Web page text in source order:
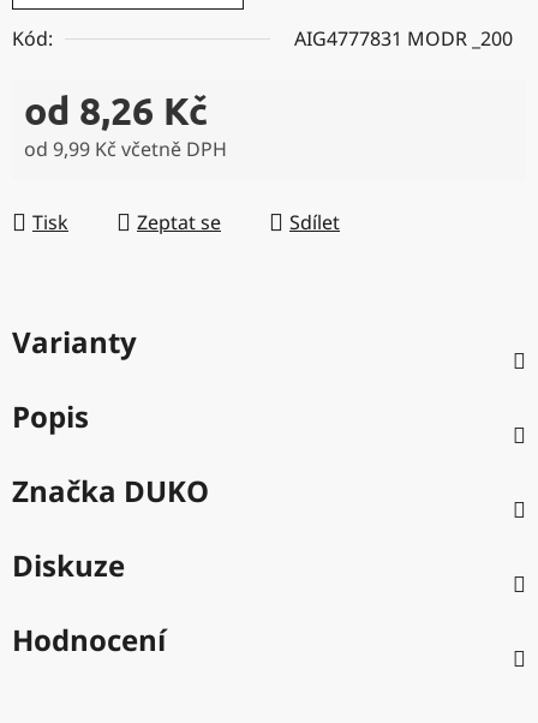
Kód: AIG4777831 MODR _200
od 8,26 Kč
od 9,99 Kč včetně DPH
Tisk
Zeptat se Sdílet
Varianty
Popis
Značka DUKO
Diskuze
Hodnocení